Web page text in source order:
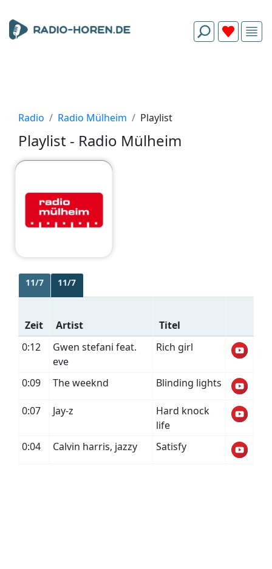
Radio Radio Mülheim Playlist
Playlist - Radio Mülheim
11/7 11/7
Zeit Artist
Titel
0:12
Gwen stefani feat.
eve
Rich girl
0:09 The weeknd Blinding lights
0:07 Jay-z
Hard knock
life
0:04
Calvin harris, jazzy Satisfy